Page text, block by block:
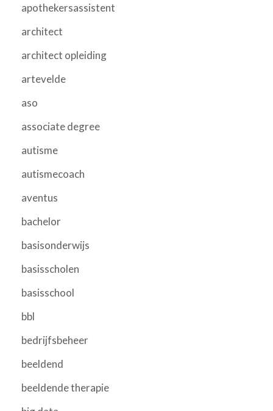
apothekersassistent
architect
architect opleiding
artevelde
aso
associate degree
autisme
autismecoach
aventus
bachelor
basisonderwijs
basisscholen
basisschool
bbl
bedrijfsbeheer
beeldend
beeldende therapie